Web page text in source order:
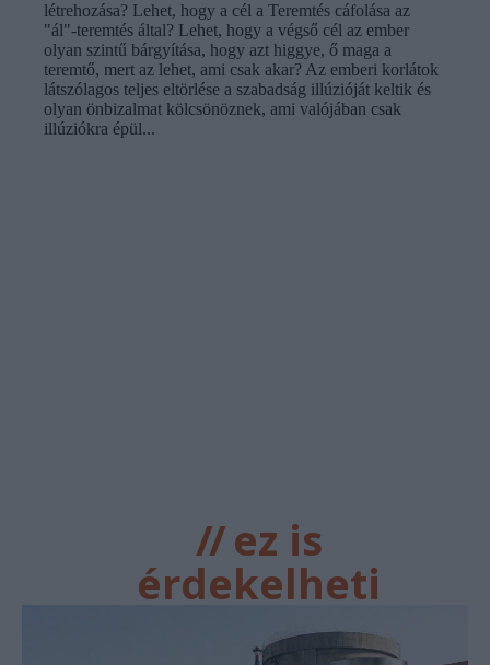
//ez is
érdekelheti